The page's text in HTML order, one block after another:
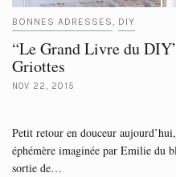
BONNES ADRESSES, DIY
“Le Grand Livre du
Griottes
NOV 22, 2015
Petit retour en douceur
éphémère imaginée par Emilie du
sortie de…